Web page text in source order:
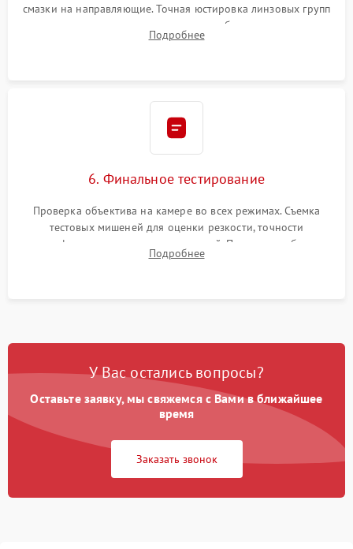
смазки на направляющие. Точная юстировка линзовых групп
программным или механическим способом для устранения
бэк
Подробнее
6. Финальное тестирование
Проверка объектива на камере во всех режимах. Съемка
тестовых мишеней для оценки резкости, точности
автофокуса и отсутствия искажений. Проверка работы
диафрагмы на закрытых значениях и тестирование
Подробнее
У Вас остались вопросы?
Оставьте заявку, мы свяжемся с Вами в ближайшее
время
Заказать звонок